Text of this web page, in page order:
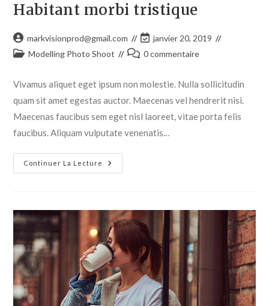
Habitant morbi tristique
markvisionprod@gmail.com
janvier 20, 2019
Modelling Photo Shoot
0 commentaire
Vivamus aliquet eget ipsum non molestie. Nulla sollicitudin
quam sit amet egestas auctor. Maecenas vel hendrerit nisi.
Maecenas faucibus sem eget nisl laoreet, vitae porta felis
faucibus. Aliquam vulputate venenatis…
Continuer La Lecture